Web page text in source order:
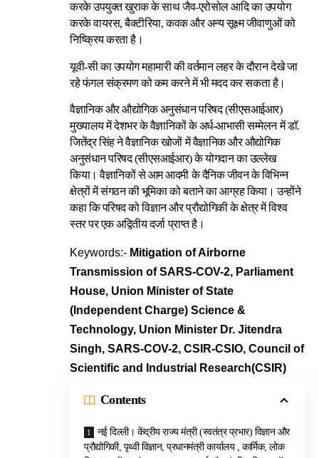
करके उपयुक्त खुराक के साथ जैव-एरोसोल आदि का उपयोग
करके वायरस, बैक्टीरिया, कवक और अन्य सूक्ष्म जीवाणुओं को
निष्क्रिय करता है।
यूवी-सी का उपयोग महामारी की वर्तमान लहर के दौरान देखे जा
रहे फंगल संक्रमण को कम करने में भी मदद कर सकता है।
वैज्ञानिक और औद्योगिक अनुसंधान परिषद (सीएसआईआर)
मुख्यालय में देशभर के वैज्ञानिकों के अर्ध-आभासी सम्मेलन में डॉ.
जितेंद्र सिंह ने वैज्ञानिक खोजों में वैज्ञानिक और औद्योगिक
अनुसंधान परिषद (सीएसआईआर) के योगदान का उल्लेख
किया। वैज्ञानिकों से आम आदमी के दैनिक जीवन के विभिन्न
क्षेत्रों में संगठन की भूमिका को बताने का आग्रह किया। उन्होंने
कहा कि परिषद को विज्ञान और प्रौद्योगिकी के क्षेत्र में विश्व
स्तर पर एक अद्वितीय दर्जा प्राप्त है।
Keywords:- Mitigation of Airborne
Transmission of SARS-COV-2, Parliament
House, Union Minister of State
(Independent Charge) Science &
Technology, Union Minister Dr. Jitendra
Singh, SARS-COV-2, CSIR-CSIO, Council of
Scientific and Industrial Research(CSIR)
Contents
नई दिल्ली। केंद्रीय राज्य मंत्री (स्वतंत्र प्रभार) विज्ञान और
प्रौद्योगिकी, पृथ्वी विज्ञान, प्रधानमंत्री कार्यालय , कार्मिक, लोक